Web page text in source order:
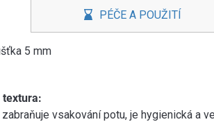
PÉČE A POUŽITÍ
5 mm
textura:
vsakování potu, je hygienická